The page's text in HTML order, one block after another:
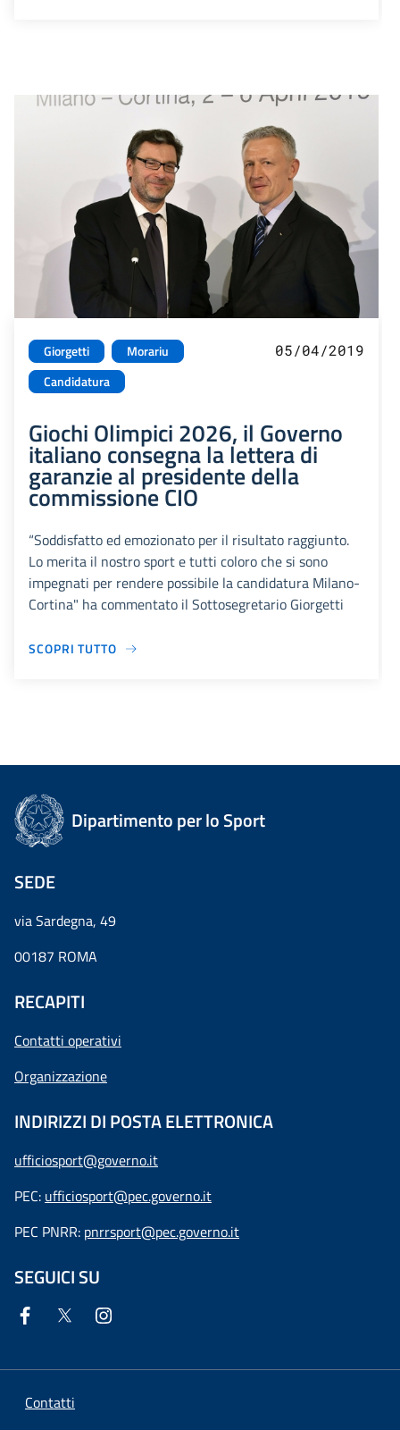
Giorgetti
Morariu
Candidatura
05/04/2019
Giochi Olimpici 2026, il Governo
italiano consegna la lettera di
garanzie al presidente della
commissione CIO
“Soddisfatto ed emozionato per il risultato raggiunto.
Lo merita il nostro sport e tutti coloro che si sono
impegnati per rendere possibile la candidatura Milano-
Cortina" ha commentato il Sottosegretario Giorgetti
SCOPRI TUTTO
Dipartimento per lo Sport
SEDE
via Sardegna, 49
00187 ROMA
RECAPITI
Contatti operativi
Organizzazione
INDIRIZZI DI POSTA ELETTRONICA
ufficiosport@governo.it
PEC: ufficiosport@pec.governo.it
PEC PNRR: pnrrsport@pec.governo.it
SEGUICI SU
Contatti